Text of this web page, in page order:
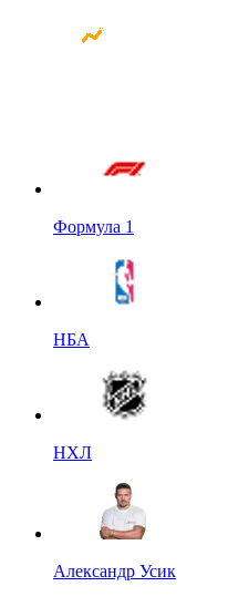
Формула 1
НБА
НХЛ
Александр Усик